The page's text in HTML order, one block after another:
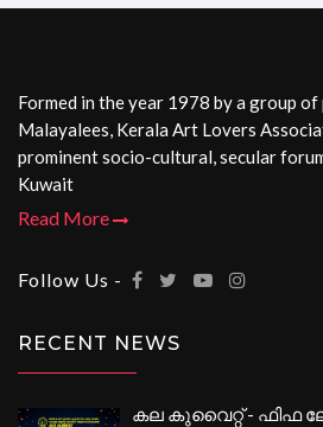
Formed in the year 1978 by a group
Malayalees, Kerala Art Lovers
prominent socio-cultural, secular
Kuwait
Read More
Follow Us -
RECENT NEWS
കല കുവൈറ്റ് - ഫിഫ